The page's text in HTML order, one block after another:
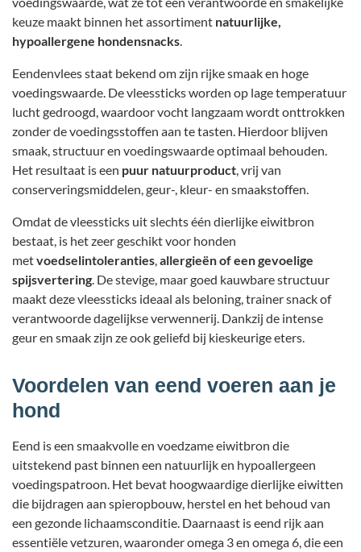
keuze maakt binnen het assortiment natuurlijke,
hypoallergene hondensnacks.
Eendenvlees staat bekend om zijn rijke smaak en hoge
voedingswaarde. De vleessticks worden op lage temperatuur
lucht gedroogd, waardoor vocht langzaam wordt onttrokken
zonder de voedingsstoffen aan te tasten. Hierdoor blijven
smaak, structuur en voedingswaarde optimaal behouden.
Het resultaat is een puur natuurproduct, vrij van
conserveringsmiddelen, geur-, kleur- en smaakstoffen.
Omdat de vleessticks uit slechts één dierlijke eiwitbron
bestaat, is het zeer geschikt voor honden
metvoedselintoleranties,allergieën of een gevoelige
spijsvertering. De stevige, maar goed kauwbare structuur
maakt deze vleessticks ideaal als beloning, trainer snack of
verantwoorde dagelijkse verwennerij. Dankzij de intense
geur en smaak zijn ze ook geliefd bij kieskeurige eters.
Voordelen van eend voeren aan je
hond
Eend is een smaakvolle en voedzame eiwitbron die
uitstekend past binnen een natuurlijk en hypoallergeen
voedingspatroon. Het bevat hoogwaardige dierlijke eiwitten
die bijdragen aan spieropbouw, herstel en het behoud van
een gezonde lichaamsconditie. Daarnaast is eend rijk aan
essentiële vetzuren, waaronder omega 3 en omega 6, die een